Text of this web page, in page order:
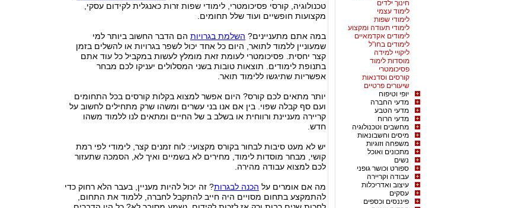
חינוך ילדים
לימוד עצמי
לימודי שפות
לימודי תעודה ומקצוע
לימודים אקדמאיים
לימודים בחו"ל
ליקויי למידה
מוסדות לימוד
פסיכומטרי
קורסים וסדנאות
שיעורים פרטיים
יופי וטיפוח
מדעי החברה
מדעי הטבע
מדעי הרוח
מחשבים וטכנולוגיה
מיסים וחשבונאות
משפחה וזוגיות
מתכונים ואוכל
נשים
ספורט וכושר גופני
עבודה וקריירה
עיצוב ואדריכלות
עסקים
פיננסים וכספים
טכנולוגיה, קורסי פסיכומטרי, לימודי שפות זרות כאנגלית לקידום עסקי,
מקצועות חופשיים ועוד שלל תחומים.
במה אתם מתעניינים? השלמת בגרויות הם הדבר החשוב ביותר למי
שמעוניין ללמוד לתואר, היום כל אחד יכול לשפר בגרויות או להשלים בזמן
קצר יחסית. פסיכומטרי לעומת זאת מומלץ לעשות במקביל כל עוד אתם
בתנופת לימודים. תוצאות טובות בשני המסלולים יעניקו לכם מבחר
אפשריות שתיגשו ללימוד תואר.
יותר מתאים לכם קורס? היום אפשר למצוא בקלות קורסים בכל התחומים
ועם סף קבלה שפוי. בין אם אנו בני עשרים ומשהו שרק מתחילים לחשוב על
קריירה מעניינת ורווחית או בשלב ב של החיים ומתאים לנו ללמוד משהו
חדש.
יש לא מעט סיבות לבחור בקורס מקצועי: לוח זמנים קצר, לימודי לפי רמת
קושי, מבחר מוסדות לימוד, מחירים לא בשמיים ואיך לא, הסמכה שתעזור
לכם למצוא עבודה מהירה.
מה אם אומרים על הכנה לבגרות? זה יכול להיות מעניין, בעבר הלא רחוק כדי
להתמקצע בתחום מסויים היה חייב להתקבל לחברה, ללמוד את התחום,